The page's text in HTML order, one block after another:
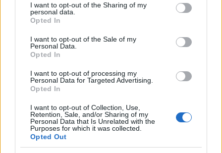
not limited to your visit or usage behaviour. You may click to
grant or deny consent to Google and its third-party tags to
use your data for below specified purposes in below Google
consent section.
I want to opt-out of the Sharing of my
personal data.
Opted In
I want to opt-out of the Sale of my
Personal Data.
Opted In
I want to opt-out of processing my
Personal Data for Targeted Advertising.
Opted In
I want to opt-out of Collection, Use,
Retention, Sale, and/or Sharing of my
Personal Data that Is Unrelated with the
Purposes for which it was collected.
Opted Out
Nagy Józsefarról is beszélt, hogy hogyan kezdődött
együttműködése az intézmény alapítójával és
"Amikor mélyebben beleláttam itt a dolgokba, s
kezdett el igazából egyértelművé válni számomra,
hogy amit Gyuri csinált, az úgy volt rendben
ma itt a dolgok egyáltalán rendben lehetnek.
Találkoztunk, elkezdtünk beszélgetni, sok mindenről
kérdeztem, átbeszéltünk dolgokat, és szép
folyamatosan kiderült, hogy jól tudnánk együtt